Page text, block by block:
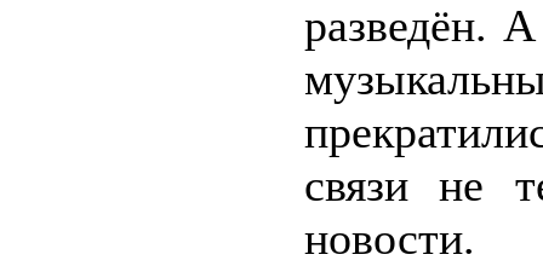
разведён.
связи не
новости.